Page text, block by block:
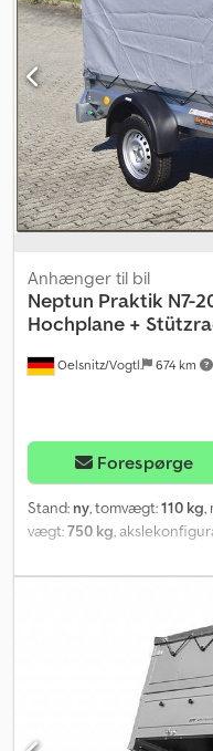
Oelsnitz/Vogtl. 674 km
Anhænger til bil
Neptun Praktik N7-
Hochplane +
Forespørge
Stand: ny, tomvægt:110 kg,
vægt:750 kg ,
længde:3.020 mm, samlet
Praktik 202D GN129
202D er en ubremset,
en tilladt totalvægt på 750
opbygning).
samt støttehjul. 🔧
ca. 640 kg - Egenvægt: 110